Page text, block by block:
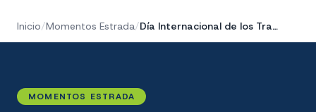
Inicio/Momentos Estrada/ Día Internacional de los Trabajadores
MOMENTOS ESTRADA